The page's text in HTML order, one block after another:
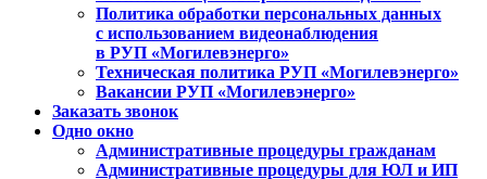
Политика обработки персональных данных
с использованием видеонаблюдения
в РУП «Могилевэнерго»
Техническая политика РУП «Могилевэнерго»
Вакансии РУП «Могилевэнерго»
Заказать звонок
Одно окно
Административные процедуры гражданам
Административные процедуры для ЮЛ и ИП